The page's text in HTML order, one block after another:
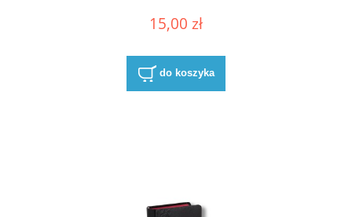
15,00 zł
do koszyka